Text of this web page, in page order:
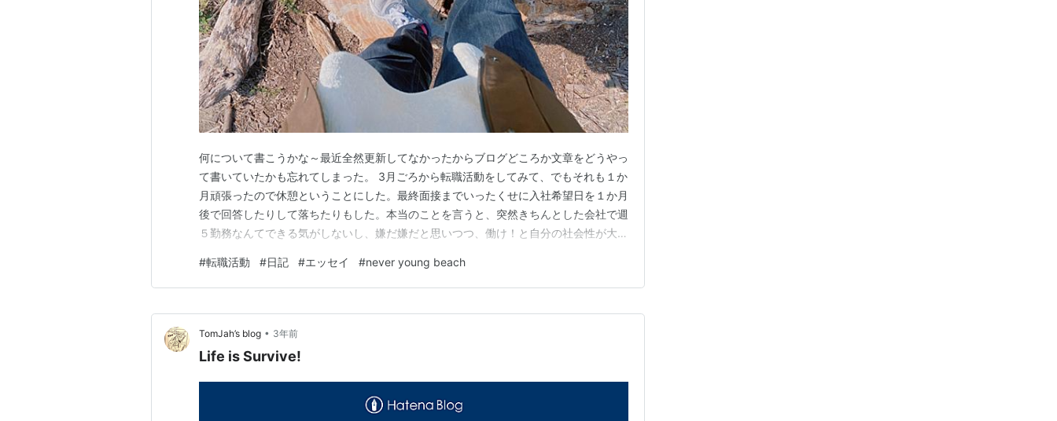
何について書こうかな～最近全然更新してなかったからブログどころか文章をどうやっ
て書いていたかも忘れてしまった。 3月ごろから転職活動をしてみて、でもそれも１か
月頑張ったので休憩ということにした。最終面接までいったくせに入社希望日を１か月
後で回答したりして落ちたりもした。本当のことを言うと、突然きちんとした会社で週
５勤務なんてできる気がしないし、嫌だ嫌だと思いつつ、働け！と自分の社会性が大声
ない！ だからって収入源があるわけでもないし、普通に貯金を切り崩して生きている
からドキドキだ。ハローワークの職員さんに「ご飯食べれ…
#転職活動 #日記 #エッセイ #never young beach
TomJah’s blog • 3年前
Life is Survive!